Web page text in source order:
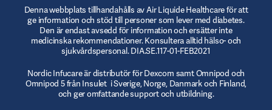
Denna webbplats tillhandahålls av Air Liquide Healthcare för att
ge information och stöd till personer som lever med diabetes.
Den är endast avsedd för information och ersätter inte
medicinska rekommendationer. Konsultera alltid hälso- och
sjukvårdspersonal. DIA.SE.117-01-FEB2021
Nordic Infucare är distributör för Dexcom samt Omnipod och
Omnipod 5 från Insulet i Sverige, Norge, Danmark och Finland,
och ger omfattande support och utbildning.